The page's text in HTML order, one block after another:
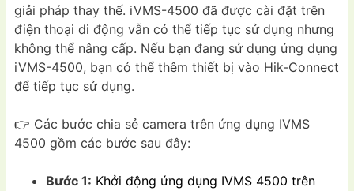
giải pháp thay thế. iVMS-4500 đã được cài đặt trên
điện thoại di động vẫn có thể tiếp tục sử dụng nhưng
không thể nâng cấp. Nếu bạn đang sử dụng ứng dụng
iVMS-4500, bạn có thể thêm thiết bị vào Hik-Connect
để tiếp tục sử dụng.
👉 Các bước chia sẻ camera trên ứng dụng IVMS
4500 gồm các bước sau đây:
Bước 1: Khởi động ứng dụng IVMS 4500 trên